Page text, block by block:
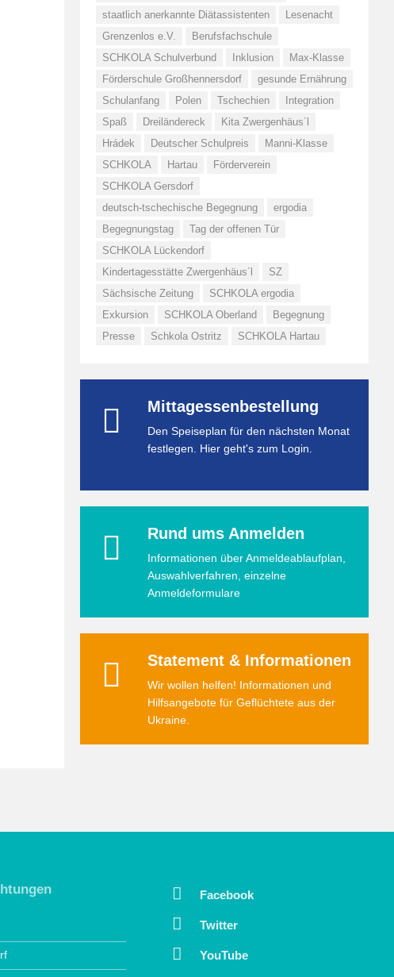
staatlich anerkannte Diätassistenten
Lesenacht
Grenzenlos e.V.
Berufsfachschule
SCHKOLA Schulverbund
Inklusion
Max-Klasse
Förderschule Großhennersdorf
gesunde Ernährung
Schulanfang
Polen Tschechien
Integration
Spaß
Dreiländereck
Kita Zwergenhäus´l
Hrádek
Deutscher Schulpreis
Manni-Klasse
SCHKOLA
Hartau
Förderverein
SCHKOLA Gersdorf
deutsch-tschechische Begegnung
ergodia
Begegnungstag
Tag der offenen Tür
SCHKOLA Lückendorf
Kindertagesstätte Zwergenhäus´l
SZ
Sächsische Zeitung
SCHKOLA ergodia
Exkursion
SCHKOLA Oberland
Begegnung
Presse
Schkola Ostritz SCHKOLA Hartau
Mittagessenbestellung
Den Speiseplan für den nächsten Monat
festlegen. Hier geht's zum Login.
Rund ums Anmelden
Informationen über Anmeldeablaufplan,
Auswahlverfahren, einzelne
Anmeldeformulare
Statement & Informationen
Wir wollen helfen! Informationen und
Hilfsangebote für Geflüchtete aus der
Ukraine.
Facebook
Twitter
YouTube